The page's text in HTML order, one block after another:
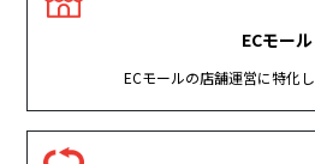
ECモール
ECモールの店舗運営に特化